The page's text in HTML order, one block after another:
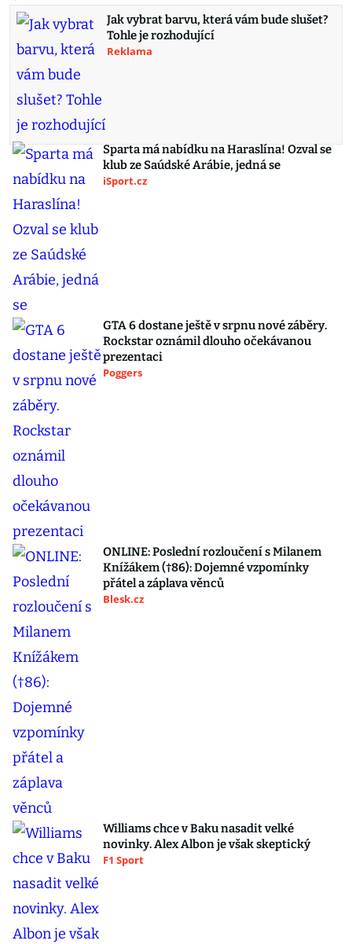
Jak vybrat barvu, která vám bude slušet?
Tohle je rozhodující
Reklama
Sparta má nabídku na Haraslína! Ozval se
klub ze Saúdské Arábie, jedná se
iSport.cz
GTA 6 dostane ještě v srpnu nové záběry.
Rockstar oznámil dlouho očekávanou
prezentaci
Poggers
ONLINE: Poslední rozloučení s Milanem
Knížákem (†86): Dojemné vzpomínky
přátel a záplava věnců
Blesk.cz
Williams chce v Baku nasadit velké
novinky. Alex Albon je však skeptický
F1 Sport